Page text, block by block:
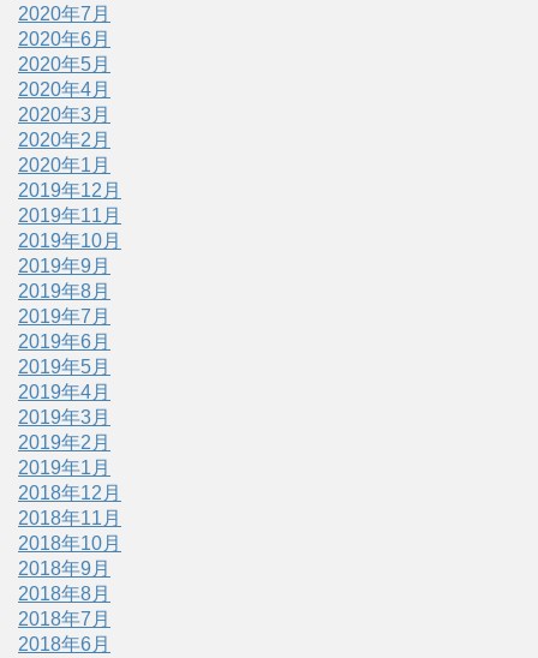
2020年7月
2020年6月
2020年5月
2020年4月
2020年3月
2020年2月
2020年1月
2019年12月
2019年11月
2019年10月
2019年9月
2019年8月
2019年7月
2019年6月
2019年5月
2019年4月
2019年3月
2019年2月
2019年1月
2018年12月
2018年11月
2018年10月
2018年9月
2018年8月
2018年7月
2018年6月